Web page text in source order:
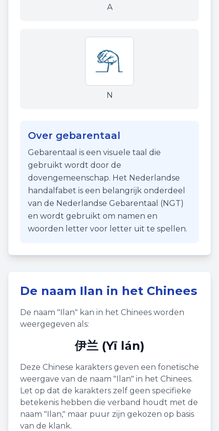
A
N
Over gebarentaal
Gebarentaal is een visuele taal die
gebruikt wordt door de
dovengemeenschap. Het Nederlandse
handalfabet is een belangrijk onderdeel
van de Nederlandse Gebarentaal (NGT)
en wordt gebruikt om namen en
woorden letter voor letter uit te spellen.
De naam Ilan in het Chinees
De naam "Ilan" kan in het Chinees worden
weergegeven als:
伊兰 (Yī lán)
Deze Chinese karakters geven een fonetische
weergave van de naam "Ilan" in het Chinees.
Let op dat de karakters zelf geen specifieke
betekenis hebben die verband houdt met de
naam "Ilan," maar puur zijn gekozen op basis
van de klank.